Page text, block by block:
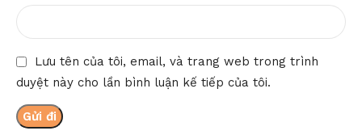
Lưu tên của tôi, email, và trang web trong trình
duyệt này cho lần bình luận kế tiếp của tôi.